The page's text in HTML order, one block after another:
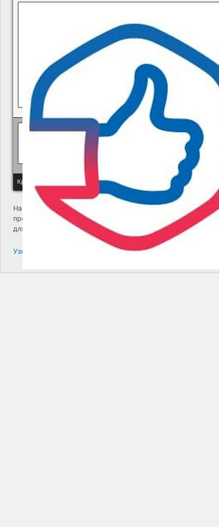
В квитанциях ошибки, в подъезде мусор, сотрудники
Политика КГУП "Камчатский водоканал" в отношении
Краевое государственное унитарное предприятие
На сайте возникла критическая ошибка. Пожалуйста,
проверьте входящие сообщения почты администратора
для дальнейших инструкций.
Узнайте больше про решение проблем с WordPress.